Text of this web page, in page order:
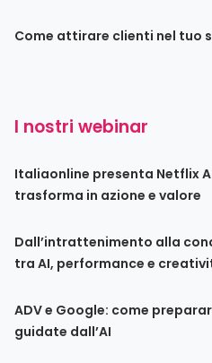
Come attirare clienti nel tuo
I nostri webinar
Italiaonline presenta Netflix
trasforma in azione e valore
Dall’intrattenimento alla
tra AI, performance e
ADV e Google: come
guidate dall’AI